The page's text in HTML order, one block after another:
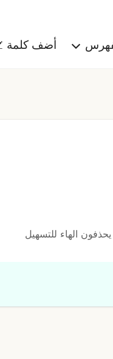
أضف كلمة
الهاء للتسهيل